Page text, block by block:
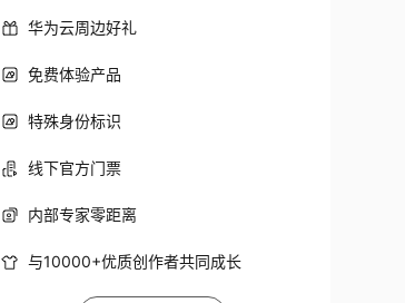
华为云周边好礼
免费体验产品
特殊身份标识
线下官方门票
内部专家零距离
与10000+优质创作者共同成长